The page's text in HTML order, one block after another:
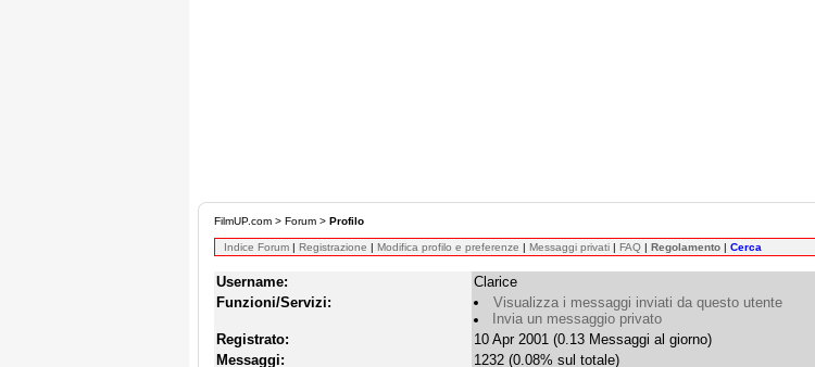
FilmUP.com > Forum > Profilo
Indice Forum | Registrazione | Modifica profilo e preferenze | Messaggi privati | FAQ | Regolamento | Cerca
Username:
Clarice
Funzioni/Servizi:
Visualizza i messaggi inviati da questo utente
Invia un messaggio privato
Registrato:
10 Apr 2001 (0.13 Messaggi al giorno)
Messaggi:
1232 (0.08% sul totale)